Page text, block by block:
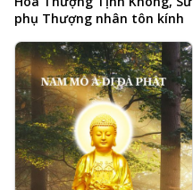
phụ Thượng nhân tôn kính